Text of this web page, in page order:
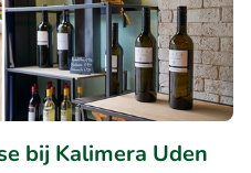
bij Kalimera Uden